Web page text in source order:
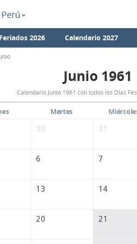
Perú
Feriados 2026 Calendario 2027
Junio 1961
Calendario Junio 1961 con todos los Días
Martes
30 31
6 7
13 14
20 21